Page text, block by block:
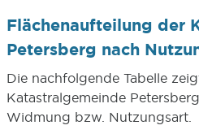
Flächenaufteilung der
Petersberg nach
Die nachfolgende Tabelle
Katastralgemeinde
Widmung bzw. Nutzungsart.